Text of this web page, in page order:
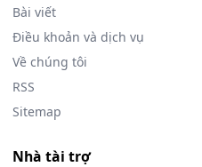
Bài viết
Điều khoản và dịch vụ
Về chúng tôi
RSS
Sitemap
Nhà tài trợ